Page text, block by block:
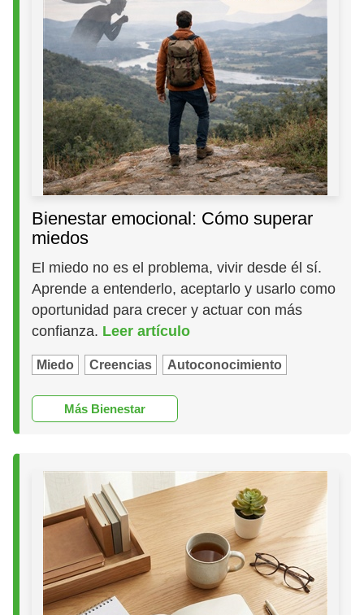
Bienestar emocional: Cómo superar
miedos
El miedo no es el problema, vivir desde él sí.
Aprende a entenderlo, aceptarlo y usarlo como
oportunidad para crecer y actuar con más
confianza. Leer artículo
Miedo Creencias Autoconocimiento
Más Bienestar